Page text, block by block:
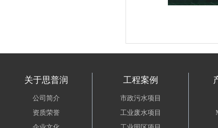
关于思普润
公司简介
资质荣誉
工程案例
市政污水项目
工业废水项目